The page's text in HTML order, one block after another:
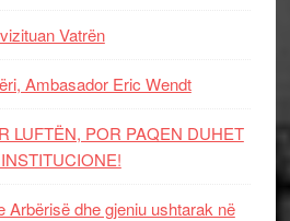
Vatrën
Ambasador Eric Wendt
LUFTËN, POR PAQEN DUHET
Arbërisë dhe gjeniu ushtarak në